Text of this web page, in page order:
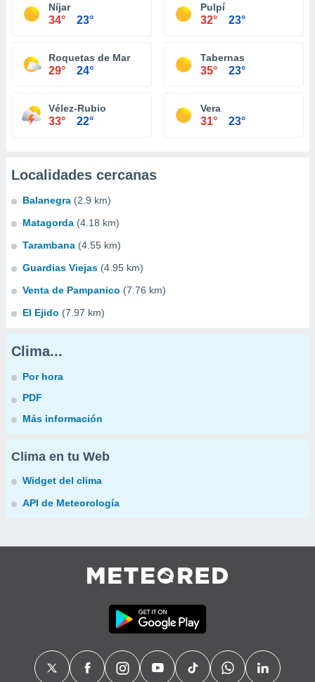
Níjar
34° 23°
Pulpí
32° 23°
Roquetas de Mar
29° 24°
Tabernas
35° 23°
Vélez-Rubio
33° 22°
Vera
31° 23°
Localidades cercanas
Balanegra (2.9 km)
Matagorda (4.18 km)
Tarambana (4.55 km)
Guardias Viejas (4.95 km)
Venta de Pampanico (7.76 km)
El Ejido (7.97 km)
Clima...
Por hora
PDF
Más información
Clima en tu Web
Widget del clima
API de Meteorología